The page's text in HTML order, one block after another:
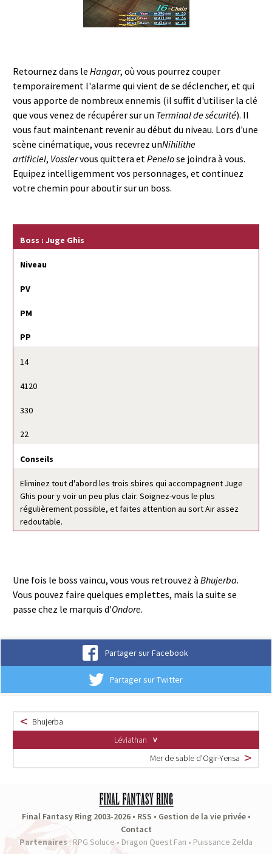
Retournez dans le Hangar, où vous pourrez couper
temporairement l'alarme qui vient de se déclencher, et qui
vous apporte de nombreux ennemis (il suffit d'utiliser la clé
que vous venez de récupérer sur un Terminal de sécurité). Il
vous faut maintenant revenir au début du niveau. Lors d'une
scène cinématique, vous recevrez unNihilithe
artificiel, Vosslervous quittera etPenelose joindra à vous.
Equipez intelligemment vos personnages, et continuez
votre chemin pour aboutir sur un boss.
Boss : Juge Ghis
Niveau
PV
PM
PP
14
4120
330
22
Conseils
Eliminez tout d'abord les trois sbires qui accompagnent Juge
Ghis pour y voir un peu plus clair. Soignez-vous le plus
régulièrement possible, et faites attention au sort Air assez
redoutable.
Une fois le boss vaincu, vous vous retrouvez à Bhujerba.
Vous pouvez faire quelques emplettes, mais la suite se
passe chez le marquis d'Ondore.
Partager sur Facebook
Partager sur Twitter
Bhujerba
Léviathan
Mer de sable d'Ogir-Yensa
Final Fantasy Ring 2003-2026 • RSS • Gestion de la vie privée•
Contact
Partenaires : RPG Soluce • Dragon Quest Fan • Puissance Zelda